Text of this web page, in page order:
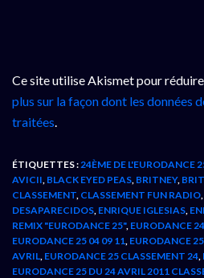
Ce site utilise Akismet pour
plus sur la façon dont les données
traitées.
ÉTIQUETTES : 24ÈME DE L'EURODANCE
AVICII BLACK EYED PEAS BRITNEY,
CLASSEMENT CLASSEMENT FUN RADIO
DESAPARECIDOS ENRIQUE IGLESIAS
REMIX "EURODANCE 25", EURODANCE 24
EURODANCE 25 04 09 11 EURODANCE
AVRIL EURODANCE 25 CLASSEMENT 24
EURODANCE 25 DU 24 AVRIL 2011